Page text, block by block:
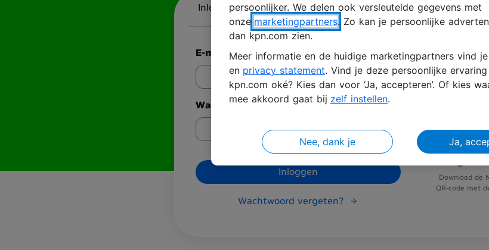
Inloggen Account aanmaken
E-mailadres
Wachtwoord
Inloggen
Wachtwoord vergeten?
Download de
QR-code met
persoonlijker. We delen ook versleutelde gegevens met
onze marketingpartners. Zo kan je persoonlijke
dan kpn.com zien.
Meer informatie en de huidige marketingpartners vind
en privacy statement. Vind je deze persoonlijke
kpn.com oké? Kies dan voor ‘Ja, accepteren’. Of kies
mee akkoord gaat bij zelf instellen.
Nee, dank je Ja,